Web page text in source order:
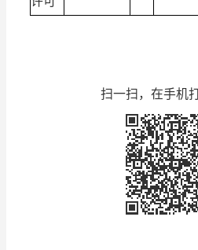
扫一扫，在手机